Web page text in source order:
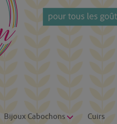
Bijoux Cabochons Cuirs